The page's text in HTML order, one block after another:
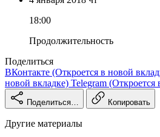
18:00
Продолжительность
Поделиться
ВКонтакте (Откроется в новой
новой вкладке) Telegram (Откроется
Поделиться… Копировать
Другие материалы